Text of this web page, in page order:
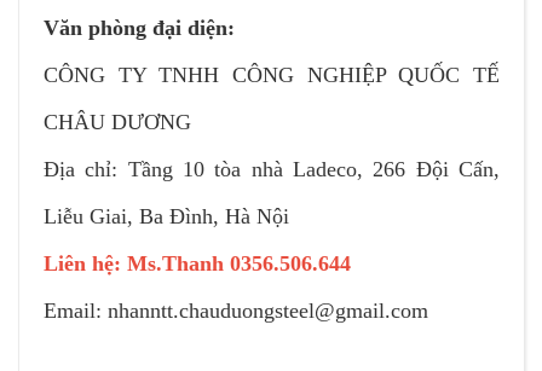
Văn phòng đại diện:
CÔNG TY TNHH CÔNG NGHIỆP QUỐC TẾ
CHÂU DƯƠNG
Địa chỉ: Tầng 10 tòa nhà Ladeco, 266 Đội Cấn,
Liễu Giai, Ba Đình, Hà Nội
Liên hệ: Ms.Thanh 0356.506.644
Email: nhanntt.chauduongsteel@gmail.com